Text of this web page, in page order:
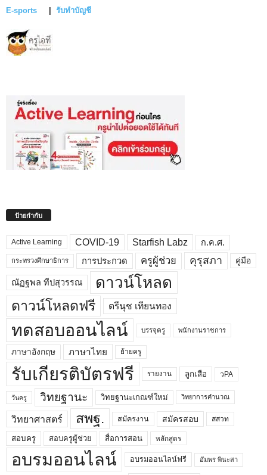
E-sports รับทำบัญชี
ป้ายกำกับ
Active Learning COVID-19 Starfish Labz ก.ค.ศ.
กระทรวงศึกษาธิการ การประกวด ครูผู้ช่วย คุรุสภา คู่มือ
ณัฏฐพล ทีปสุวรรณ ดาวน์โหลด
ดาวน์โหลดฟรี ตรีนุช เทียนทอง
ทดสอบออนไลน์ บรรจุครู พนักงานราชการ
ภาษาอังกฤษ ภาษาไทย ย้ายครู
รับเกียรติบัตรฟรี รายงาน ลูกเสือ วPA
วันครู วิทยฐานะ วิทยฐานะเกณฑ์ใหม่ วิทยาการคำนวณ
วิทยาศาสตร์ สพฐ. สมัครงาน สมัครสอบ สสวท
สอบครู สอบครูผู้ช่วย สื่อการสอน หลักสูตร
อบรมออนไลน์ อบรมออนไลน์ฟรี อัมพร พินะสา